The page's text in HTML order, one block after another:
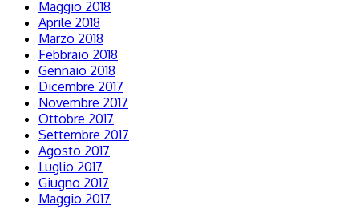
Maggio 2018
Aprile 2018
Marzo 2018
Febbraio 2018
Gennaio 2018
Dicembre 2017
Novembre 2017
Ottobre 2017
Settembre 2017
Agosto 2017
Luglio 2017
Giugno 2017
Maggio 2017